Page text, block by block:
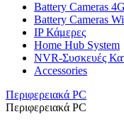
Battery Cameras
Battery Cameras
IP Κάμερες
Home Hub System
NVR-Συσκευές
Accessories
Περιφερειακά PC
Περιφερειακά PC